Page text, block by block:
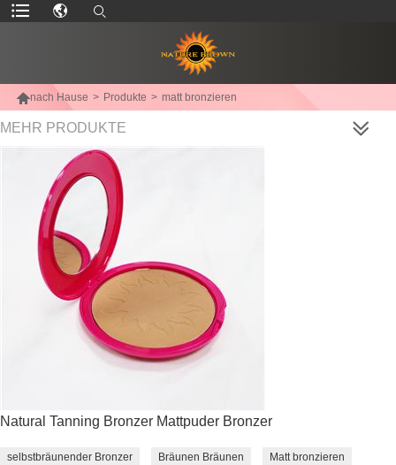
nach Hause > Produkte > matt bronzieren
MEHR PRODUKTE
Natural Tanning Bronzer Mattpuder Bronzer
selbstbräunender Bronzer Bräunen Bräunen Matt bronzieren